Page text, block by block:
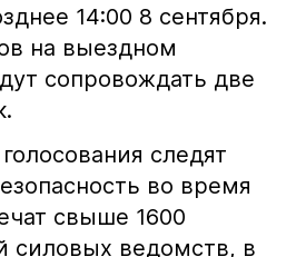
14:00 8 сентября.
на выездном
сопровождать две
следят
во время
свыше 1600
силовых ведомств, в